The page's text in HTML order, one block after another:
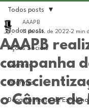
Todos posts
Ações Sociais
Eventos
Informes
Departamento de Ex-
Todos posts
AAAPB
campanha
o Câncer de
AAAPB
11 de out. de 2022 2 min